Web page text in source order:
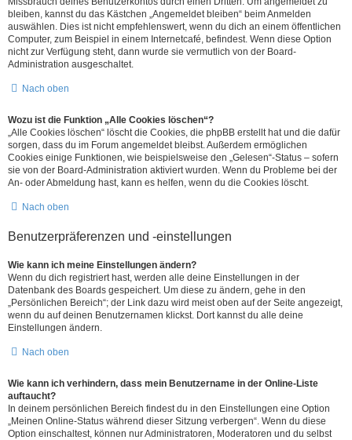
bleiben, kannst du das Kästchen „Angemeldet bleiben“ beim Anmelden
auswählen. Dies ist nicht empfehlenswert, wenn du dich an einem öffentlichen
Computer, zum Beispiel in einem Internetcafé, befindest. Wenn diese Option
nicht zur Verfügung steht, dann wurde sie vermutlich von der Board-
Administration ausgeschaltet.
Nach oben
Wozu ist die Funktion „Alle Cookies löschen“?
„Alle Cookies löschen“ löscht die Cookies, die phpBB erstellt hat und die dafür
sorgen, dass du im Forum angemeldet bleibst. Außerdem ermöglichen
Cookies einige Funktionen, wie beispielsweise den „Gelesen“-Status – sofern
sie von der Board-Administration aktiviert wurden. Wenn du Probleme bei der
An- oder Abmeldung hast, kann es helfen, wenn du die Cookies löscht.
Nach oben
Benutzerpräferenzen und -einstellungen
Wie kann ich meine Einstellungen ändern?
Wenn du dich registriert hast, werden alle deine Einstellungen in der
Datenbank des Boards gespeichert. Um diese zu ändern, gehe in den
„Persönlichen Bereich“; der Link dazu wird meist oben auf der Seite angezeigt,
wenn du auf deinen Benutzernamen klickst. Dort kannst du alle deine
Einstellungen ändern.
Nach oben
Wie kann ich verhindern, dass mein Benutzername in der Online-Liste
auftaucht?
In deinem persönlichen Bereich findest du in den Einstellungen eine Option
„Meinen Online-Status während dieser Sitzung verbergen“. Wenn du diese
Option einschaltest, können nur Administratoren, Moderatoren und du selbst